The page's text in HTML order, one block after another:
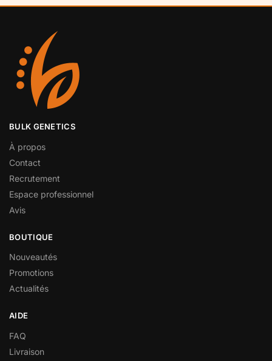
BULK GENETICS
À propos
Contact
Recrutement
Espace professionnel
Avis
BOUTIQUE
Nouveautés
Promotions
Actualités
AIDE
FAQ
Livraison